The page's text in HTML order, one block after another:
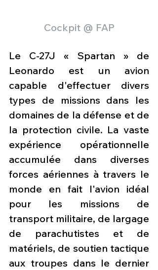
Cockpit @ FAP
Le C-27J « Spartan » de
Leonardo est un avion
capable d'effectuer divers
types de missions dans les
domaines de la défense et de
la protection civile. La vaste
expérience opérationnelle
accumulée dans diverses
forces aériennes à travers le
monde en fait l'avion idéal
pour les missions de
transport militaire, de largage
de parachutistes et de
matériels, de soutien tactique
aux troupes dans le dernier